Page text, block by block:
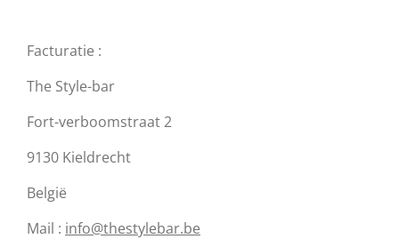
Facturatie :
The Style-bar
Fort-verboomstraat 2
9130 Kieldrecht
België
Mail : info@thestylebar.be